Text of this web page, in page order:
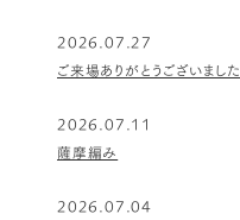
2026.07.27
ご来場ありがとうございました
2026.07.11
薩摩編み
2026.07.04